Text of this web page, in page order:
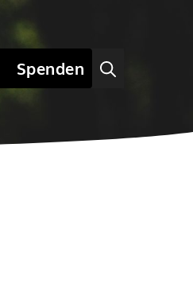
Spenden